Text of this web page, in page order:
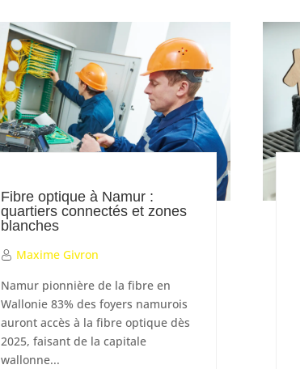
Fibre optique à Namur :
quartiers connectés et zones
blanches
Maxime Givron
Namur pionnière de la fibre en
Wallonie 83% des foyers namurois
auront accès à la fibre optique dès
2025, faisant de la capitale
wallonne...